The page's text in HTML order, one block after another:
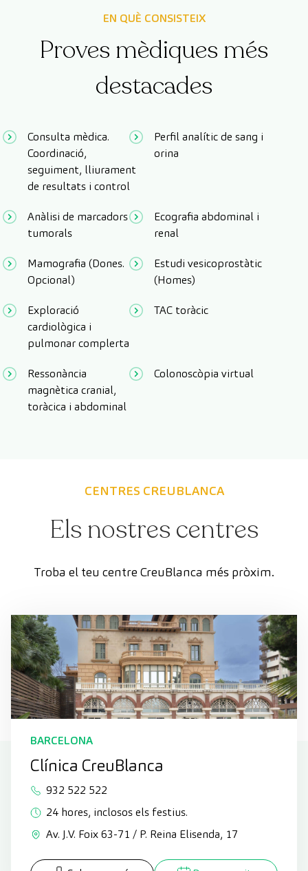
EN QUÈ CONSISTEIX
Proves mèdiques més
destacades
Consulta mèdica.
Coordinació,
seguiment, lliurament
de resultats i control
Perfil analític de sang i
orina
Anàlisi de marcadors
tumorals
Ecografia abdominal i
renal
Mamografia (Dones.
Opcional)
Estudi vesicoprostàtic
(Homes)
Exploració
cardiològica i
pulmonar complerta
TAC toràcic
Ressonància
magnètica cranial,
toràcica i abdominal
Colonoscòpia virtual
CENTRES CREUBLANCA
Els nostres centres
Troba el teu centre CreuBlanca més pròxim.
BARCELONA
Clínica CreuBlanca
932 522 522
24 hores, inclosos els festius.
Av. J.V. Foix 63-71 / P. Reina Elisenda, 17